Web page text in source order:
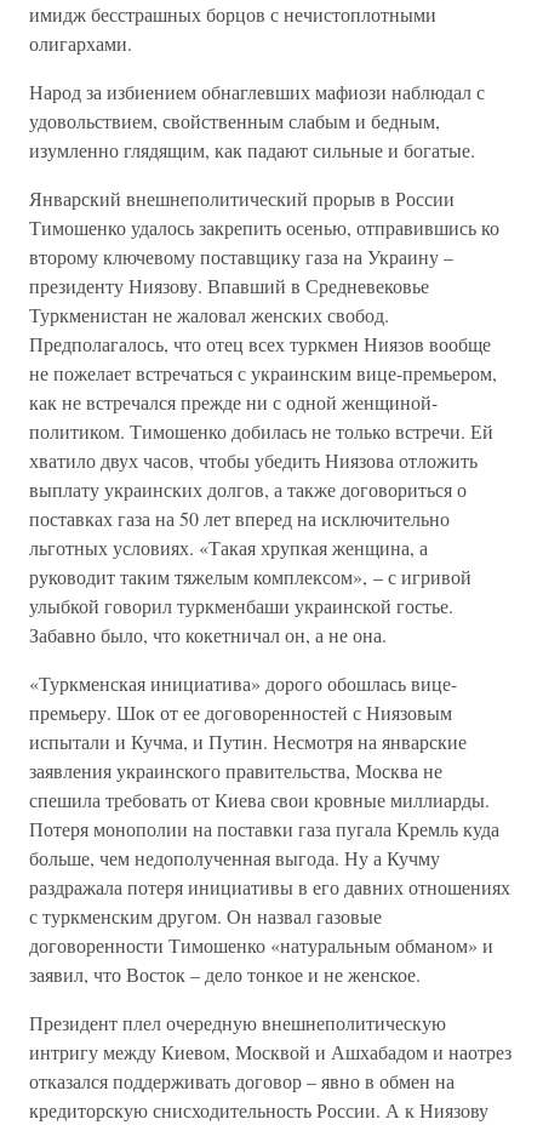
имидж бесстрашных борцов с нечистоплотными
олигархами.
Народ за избиением обнаглевших мафиози наблюдал с
удовольствием, свойственным слабым и бедным,
изумленно глядящим, как падают сильные и богатые.
Январский внешнеполитический прорыв в России
Тимошенко удалось закрепить осенью, отправившись ко
второму ключевому поставщику газа на Украину –
президенту Ниязову. Впавший в Средневековье
Туркменистан не жаловал женских свобод.
Предполагалось, что отец всех туркмен Ниязов вообще
не пожелает встречаться с украинским вице-премьером,
как не встречался прежде ни с одной женщиной-
политиком. Тимошенко добилась не только встречи. Ей
хватило двух часов, чтобы убедить Ниязова отложить
выплату украинских долгов, а также договориться о
поставках газа на 50 лет вперед на исключительно
льготных условиях. «Такая хрупкая женщина, а
руководит таким тяжелым комплексом», – с игривой
улыбкой говорил туркменбаши украинской гостье.
Забавно было, что кокетничал он, а не она.
«Туркменская инициатива» дорого обошлась вице-
премьеру. Шок от ее договоренностей с Ниязовым
испытали и Кучма, и Путин. Несмотря на январские
заявления украинского правительства, Москва не
спешила требовать от Киева свои кровные миллиарды.
Потеря монополии на поставки газа пугала Кремль куда
больше, чем недополученная выгода. Ну а Кучму
раздражала потеря инициативы в его давних отношениях
с туркменским другом. Он назвал газовые
договоренности Тимошенко «натуральным обманом» и
заявил, что Восток – дело тонкое и не женское.
Президент плел очередную внешнеполитическую
интригу между Киевом, Москвой и Ашхабадом и наотрез
отказался поддерживать договор – явно в обмен на
кредиторскую снисходительность России. А к Ниязову